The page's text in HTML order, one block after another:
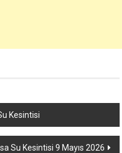
Kesintisi
Su Kesintisi 9 Mayıs 2026